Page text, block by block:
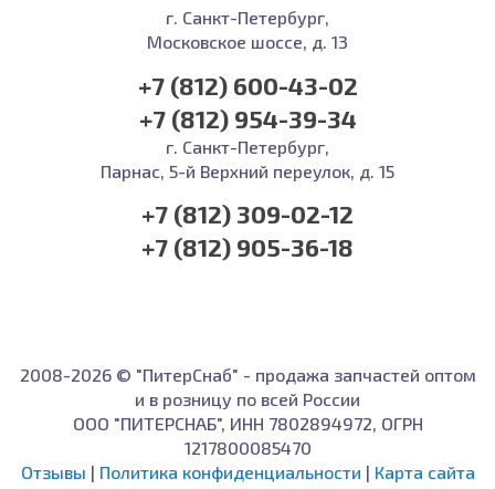
г. Санкт-Петербург,
Московское шоссе, д. 13
+7 (812) 600-43-02
+7 (812) 954-39-34
г. Санкт-Петербург,
Парнас, 5-й Верхний переулок, д. 15
+7 (812) 309-02-12
+7 (812) 905-36-18
2008-2026 © "ПитерСнаб" - продажа запчастей оптом
и в розницу по всей России
ООО "ПИТЕРСНАБ", ИНН 7802894972, ОГРН
1217800085470
Отзывы | Политика конфиденциальности | Карта сайта